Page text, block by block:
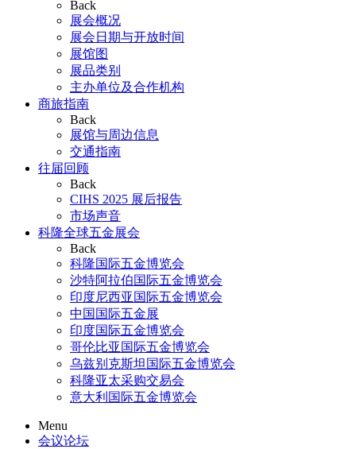
Back
展会概况
展会日期与开放时间
展馆图
展品类别
主办单位及合作机构
商旅指南
Back
展馆与周边信息
交通指南
往届回顾
Back
CIHS 2025 展后报告
市场声音
科隆全球五金展会
Back
科隆国际五金博览会
沙特阿拉伯国际五金博览会
印度尼西亚国际五金博览会
中国国际五金展
印度国际五金博览会
哥伦比亚国际五金博览会
乌兹别克斯坦国际五金博览会
科隆亚太采购交易会
意大利国际五金博览会
Menu
会议论坛